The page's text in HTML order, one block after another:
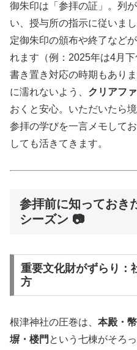
御朱印は「参拝の証」。列
い、授与所の指示に従いまし
定御朱印の頒布や終了など
れます（例：2025年は4月
書き置き対応の時期もあり
に濡れないよう、 クリアフ
おくと安心。いただいたら
参拝の学びを一言メモして
しても活きてきます。
参拝前に知っておき
シーズン 📷
重要文化財がずらり：
方
根津神社の圧巻は、 本殿・
塀・楼門 という七棟がそろ